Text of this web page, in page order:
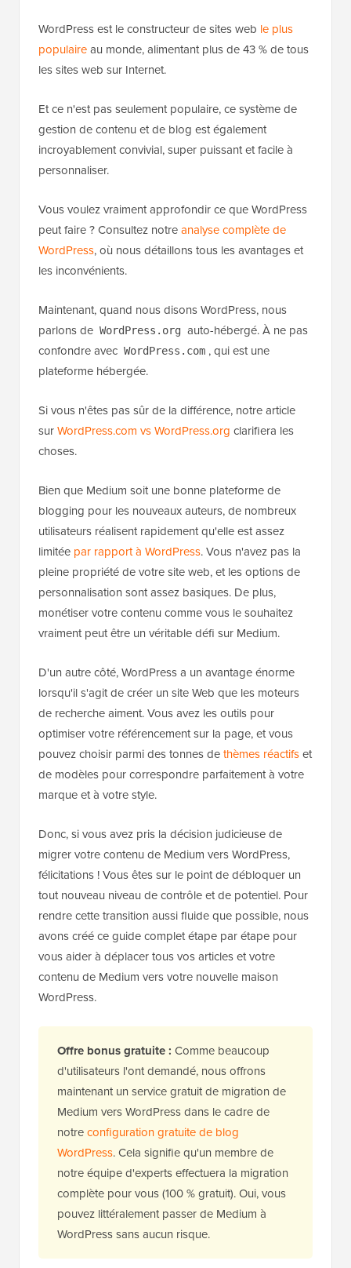
WordPress est le constructeur de sites web le plus
populaireau monde, alimentant plus de 43 % de tous
les sites web sur Internet.
Et ce n'est pas seulement populaire, ce système de
gestion de contenu et de blog est également
incroyablement convivial, super puissant et facile à
personnaliser.
Vous voulez vraiment approfondir ce que WordPress
peut faire ? Consultez notreanalyse complète de
WordPress, où nous détaillons tous les avantages et
les inconvénients.
Maintenant, quand nous disons WordPress, nous
parlons de WordPress.org auto-hébergé. À ne pas
confondre avec WordPress.com , qui est une
plateforme hébergée.
Si vous n'êtes pas sûr de la différence, notre article
surWordPress.com vs WordPress.org clarifiera les
choses.
Bien que Medium soit une bonne plateforme de
blogging pour les nouveaux auteurs, de nombreux
utilisateurs réalisent rapidement qu'elle est assez
limitée par rapport à WordPress. Vous n'avez pas la
pleine propriété de votre site web, et les options de
personnalisation sont assez basiques. De plus,
monétiser votre contenu comme vous le souhaitez
vraiment peut être un véritable défi sur Medium.
D'un autre côté, WordPress a un avantage énorme
lorsqu'il s'agit de créer un site Web que les moteurs
de recherche aiment. Vous avez les outils pour
optimiser votre référencement sur la page, et vous
pouvez choisir parmi des tonnes dethèmes réactifset
de modèles pour correspondre parfaitement à votre
marque et à votre style.
Donc, si vous avez pris la décision judicieuse de
migrer votre contenu de Medium vers WordPress,
félicitations ! Vous êtes sur le point de débloquer un
tout nouveau niveau de contrôle et de potentiel. Pour
rendre cette transition aussi fluide que possible, nous
avons créé ce guide complet étape par étape pour
vous aider à déplacer tous vos articles et votre
contenu de Medium vers votre nouvelle maison
WordPress.
Offre bonus gratuite : Comme beaucoup
d'utilisateurs l'ont demandé, nous offrons
maintenant un service gratuit de migration de
Medium vers WordPress dans le cadre de
notreconfiguration gratuite de blog
WordPress. Cela signifie qu'un membre de
notre équipe d'experts effectuera la migration
complète pour vous (100 % gratuit). Oui, vous
pouvez littéralement passer de Medium à
WordPress sans aucun risque.